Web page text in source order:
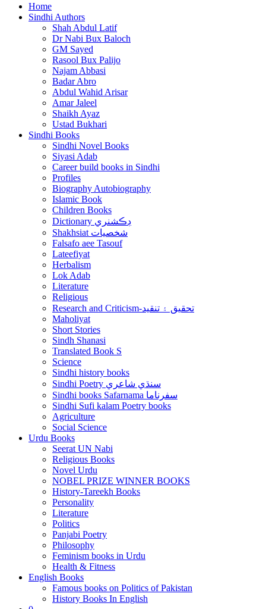
Home
Sindhi Authors
Shah Abdul Latif
Dr Nabi Bux Baloch
GM Sayed
Rasool Bux Palijo
Najam Abbasi
Badar Abro
Abdul Wahid Arisar
Amar Jaleel
Shaikh Ayaz
Ustad Bukhari
Sindhi Books
Sindhi Novel Books
Siyasi Adab
Career build books in Sindhi
Profiles
Biography Autobiography
Islamic Book
Children Books
Dictionary ڊڪشنري
Shakhsiat شخصيات
Falsafo aee Tasouf
Lateefiyat
Herbalism
Lok Adab
Literature
Religious
Research and Criticism-تحقيق ۽ تنقيد
Maholiyat
Short Stories
Sindh Shanasi
Translated Book S
Science
Sindhi history books
Sindhi Poetry سنڌي شاعري
Sindhi books Safarnama سفرناما
Sindhi Sufi kalam Poetry books
Agriculture
Social Science
Urdu Books
Seerat UN Nabi
Religious Books
Novel Urdu
NOBEL PRIZE WINNER BOOKS
History-Tareekh Books
Personality
Literature
Politics
Panjabi Poetry
Philosophy
Feminism books in Urdu
Health & Fitness
English Books
Famous books on Politics of Pakistan
History Books In English